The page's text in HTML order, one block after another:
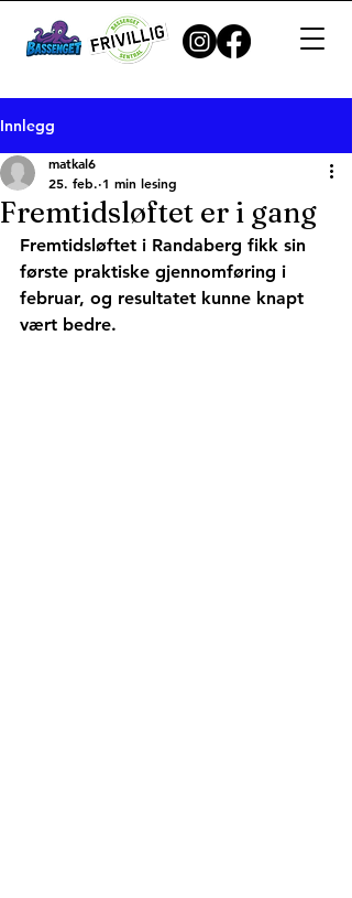
Innlegg
Fremtidsløftet er i gang
matkal6
25. feb. 1 min lesing
Fremtidsløftet i Randaberg fikk sin
første praktiske gjennomføring i
februar, og resultatet kunne knapt
vært bedre.